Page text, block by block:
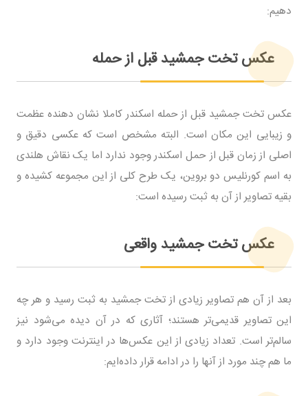
دهیم:
عکس تخت جمشید قبل از حمله
عکس تخت جمشید قبل از حمله اسکندر کاملا نشان دهنده عظمت
و زیبایی این مکان است. البته مشخص است که عکسی دقیق و
اصلی از زمان قبل از حمل اسکندر وجود ندارد اما یک نقاش هلندی
به اسم کورنلیس دو بروین، یک طرح کلی از این مجموعه کشیده و
بقیه تصاویر از آن به ثبت رسیده است:
عکس تخت جمشید واقعی
بعد از آن هم تصاویر زیادی از تخت جمشید به ثبت رسید و هر چه
این تصاویر قدیمی‌تر هستند؛ آثاری که در آن دیده می‌شود نیز
سالم‌تر است. تعداد زیادی از این عکس‌ها در اینترنت وجود دارد و
ما هم چند مورد از آنها را در ادامه قرار داده‌ایم: